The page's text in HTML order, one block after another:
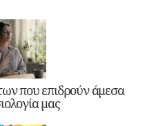
που επιδρούν άμεσα
μας